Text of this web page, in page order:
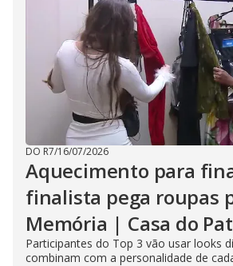
DO R7/16/07/2026
Aquecimento para
finalista pega roupas
Memória | Casa do
Participantes do Top 3 vão usar looks
combinam com a personalidade de